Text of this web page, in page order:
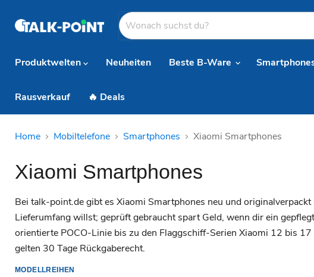
Produktwelten
Neuheiten Beste B-Ware
Rausverkauf 🔥 Deals
Home Mobiltelefone Smartphones Xiaomi Smartphones
Xiaomi Smartphones
Bei talk-point.de gibt es Xiaomi Smartphones neu und
Lieferumfang willst; geprüft gebraucht spart Geld, wenn dir ein
orientierte POCO-Linie bis zu den Flaggschiff-Serien Xiaomi 12 bis
gelten 30 Tage Rückgaberecht.
MODELLREIHEN